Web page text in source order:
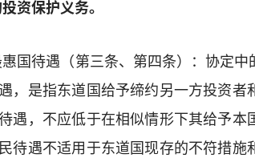
资保护义务。
国待遇（第三条、第四条）：协定
，是指东道国给予缔约另一方投资者
遇，不应低于在相似情形下其给予本
待遇不适用于东道国现存的不符措施